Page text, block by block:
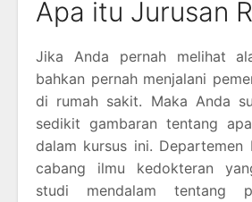
Apa itu Jurusan
Jika Anda pernah melihat
bahkan pernah menjalani
di rumah sakit. Maka Anda
sedikit gambaran tentang
dalam kursus ini. Departemen
cabang ilmu kedokteran
studi mendalam tentang